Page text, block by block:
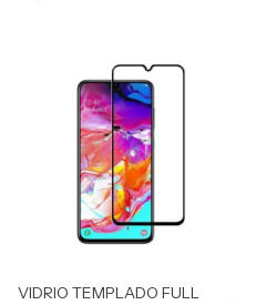
VIDRIO TEMPLADO FULL